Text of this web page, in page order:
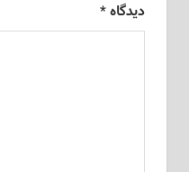
دیدگاه*